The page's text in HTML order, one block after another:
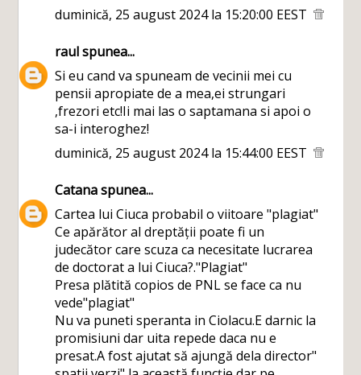
duminică, 25 august 2024 la 15:20:00 EEST
raulspunea...
Si eu cand va spuneam de vecinii mei cu
pensii apropiate de a mea,ei strungari
,frezori etc!Ii mai las o saptamana si apoi o
sa-i interoghez!
duminică, 25 august 2024 la 15:44:00 EEST
Catanaspunea...
Cartea lui Ciuca probabil o viitoare "plagiat"
Ce apărător al dreptății poate fi un
judecător care scuza ca necesitate lucrarea
de doctorat a lui Ciuca?."Plagiat"
Presa plătită copios de PNL se face ca nu
vede"plagiat"
Nu va puneti speranta in Ciolacu.E darnic la
promisiuni dar uita repede daca nu e
presat.A fost ajutat să ajungă dela director"